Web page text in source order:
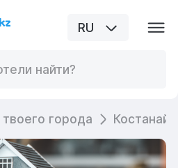
RU
города Костанай